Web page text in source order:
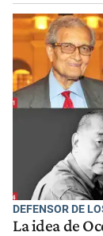
DEFENSOR DE
La idea de